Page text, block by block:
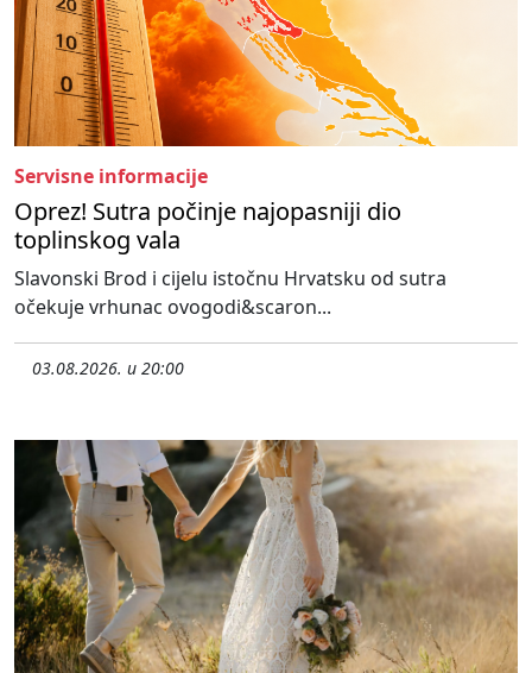
Servisne informacije
Oprez! Sutra počinje najopasniji dio
toplinskog vala
Slavonski Brod i cijelu istočnu Hrvatsku od sutra
očekuje vrhunac ovogodi&scaron...
03.08.2026. u 20:00